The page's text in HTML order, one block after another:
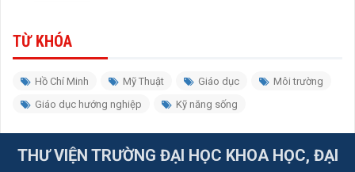
TỪ KHÓA
Hồ Chí Minh Mỹ Thuật Giáo dục
Môi trường
Giáo dục hướng nghiệp
Kỹ năng sống
THƯ VIỆN TRƯỜNG ĐẠI HỌC KHOA HỌC, ĐẠI